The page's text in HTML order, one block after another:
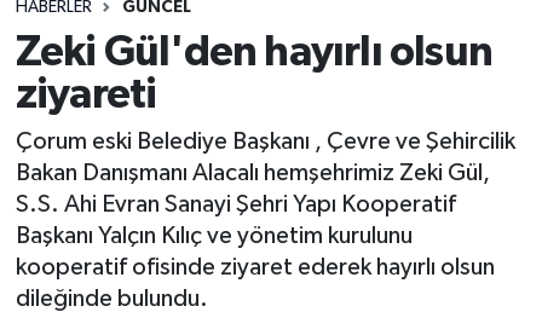
HABERLER GÜNCEL
Zeki Gül'den hayırlı olsun
ziyareti
Çorum eski Belediye Başkanı , Çevre ve Şehircilik
Bakan Danışmanı Alacalı hemşehrimiz Zeki Gül,
S.S. Ahi Evran Sanayi Şehri Yapı Kooperatif
Başkanı Yalçın Kılıç ve yönetim kurulunu
kooperatif ofisinde ziyaret ederek hayırlı olsun
dileğinde bulundu.
Haber Arşivi